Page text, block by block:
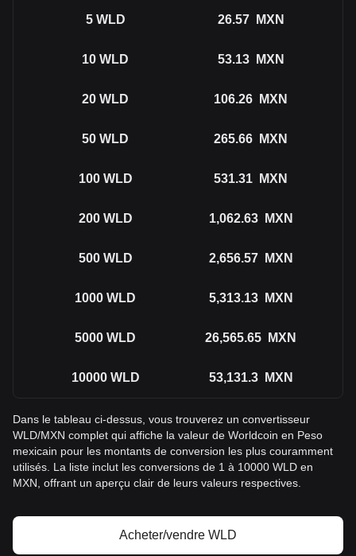
5 WLD 26.57 MXN
10 WLD 53.13 MXN
20 WLD 106.26 MXN
50 WLD 265.66 MXN
100 WLD 531.31 MXN
200 WLD 1,062.63 MXN
500 WLD 2,656.57 MXN
1000 WLD 5,313.13 MXN
5000 WLD 26,565.65 MXN
10000 WLD 53,131.3 MXN
Dans le tableau ci-dessus, vous trouverez un convertisseur
WLD/MXN complet qui affiche la valeur de Worldcoin en Peso
mexicain pour les montants de conversion les plus couramment
utilisés. La liste inclut les conversions de 1 à 10000 WLD en
MXN, offrant un aperçu clair de leurs valeurs respectives.
Acheter/vendre WLD